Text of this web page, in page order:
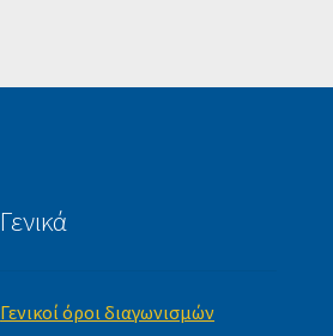
Γενικά
Γενικοί όροι διαγωνισμών